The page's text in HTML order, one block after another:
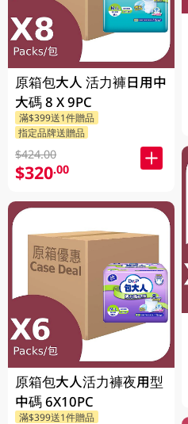
原箱包大人 活力褲日用中
大碼 8 X 9PC
滿$399送1件贈品
指定品牌送贈品
$424.00
$320.00
原箱包大人活力褲夜用型
中碼 6X10PC
滿$399送1件贈品